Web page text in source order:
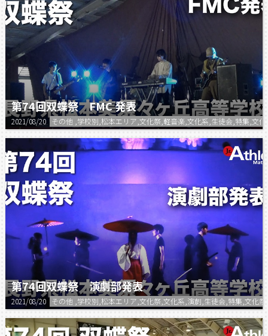
第74回双蝶祭 FMC 発表
2021/08/20 その他 ,学校別,松本エリア,文化祭,軽音楽,文化系,生徒会,特集,文
第74回双蝶祭 演劇部発表
2021/08/20 その他 ,学校別,松本エリア,文化祭,文化系,演劇,生徒会,特集,文化